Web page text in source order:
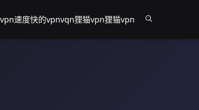
速度快的vpnvqn狸猫vpn狸猫vpn